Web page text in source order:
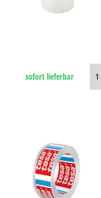
sofort lieferbar